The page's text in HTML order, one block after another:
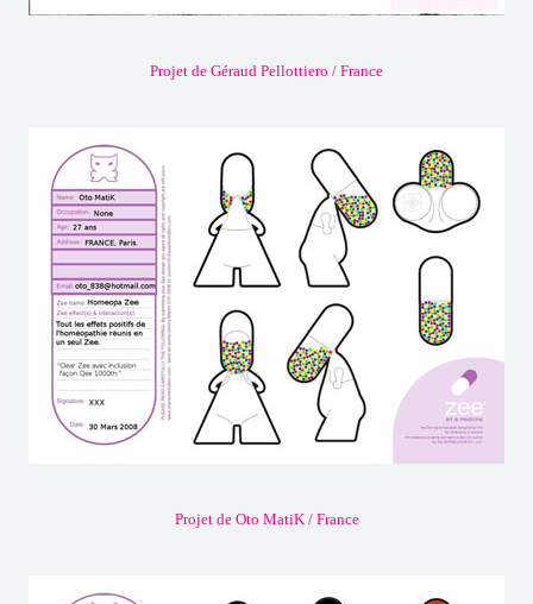
Projet de Géraud Pellottiero / France
Projet de Oto MatiK / France